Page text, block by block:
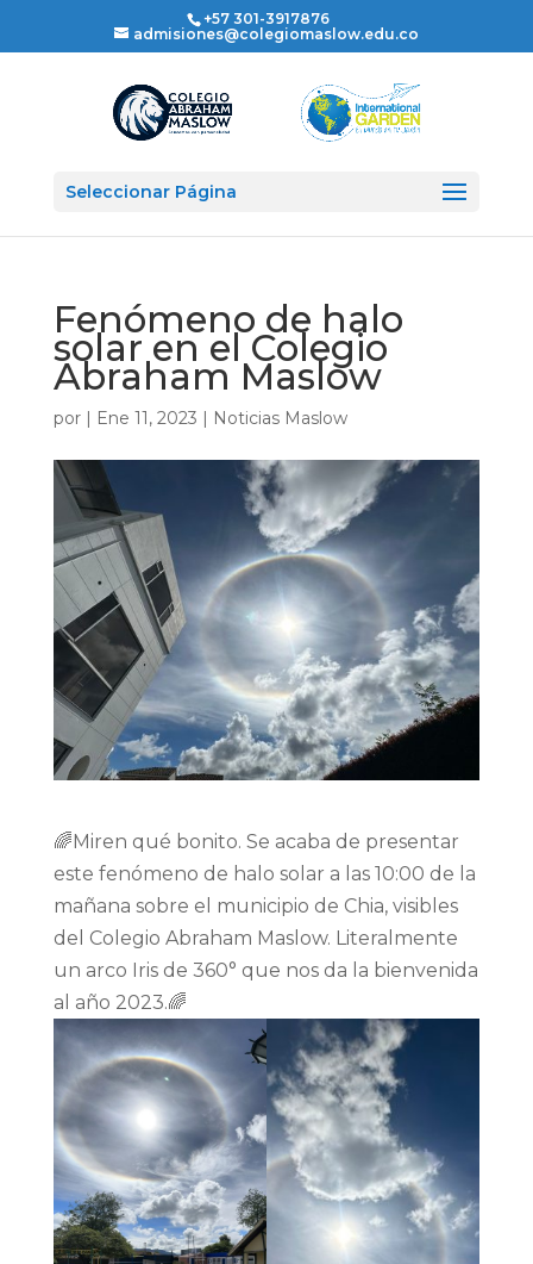
+57 301-3917876
admisiones@colegiomaslow.edu.co
Seleccionar Página
Fenómeno de halo
solar en el Colegio
Abraham Maslow
por | Ene 11, 2023 | Noticias Maslow
🌈Miren qué bonito. Se acaba de presentar
este fenómeno de halo solar a las 10:00 de la
mañana sobre el municipio de Chia, visibles
del Colegio Abraham Maslow. Literalmente
un arco Iris de 360° que nos da la bienvenida
al año 2023.🌈